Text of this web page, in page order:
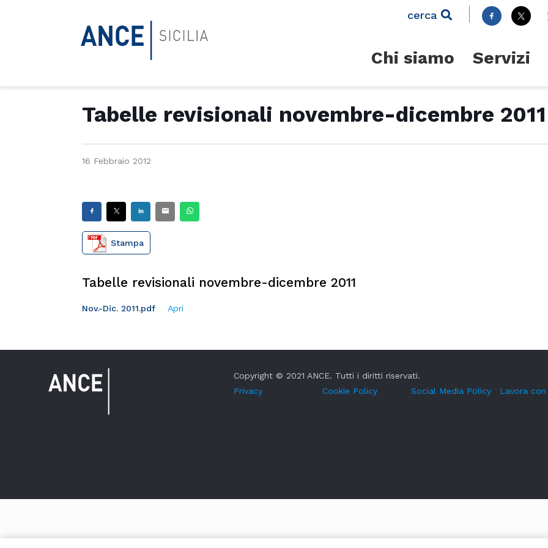
cerca
Chi siamo Servizi
Tabelle revisionali novembre-dicembre 2011
16 Febbraio 2012
Stampa
Tabelle revisionali novembre-dicembre 2011
Nov.-Dic. 2011.pdf Apri
Copyright © 2021 ANCE. Tutti i diritti riservati.
Privacy
Cookie Policy Social Media Policy Lavora